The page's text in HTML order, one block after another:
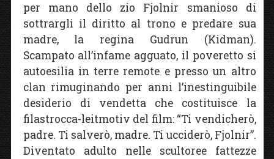
per mano dello zio Fjolnir smanioso di
sottrargli il diritto al trono e predare sua
madre, la regina Gudrun (Kidman).
Scampato all’infame agguato, il poveretto si
autoesilia in terre remote e presso un altro
clan rimuginando per anni l’inestinguibile
desiderio di vendetta che costituisce la
filastrocca-leitmotiv del film: “Ti vendicherò,
padre. Ti salverò, madre. Ti ucciderò, Fjolnir”.
Diventato adulto nelle scultoree fattezze